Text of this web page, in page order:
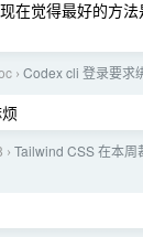
在觉得最好的方
› Codex cli 登录要求
› Tailwind CSS 在本周